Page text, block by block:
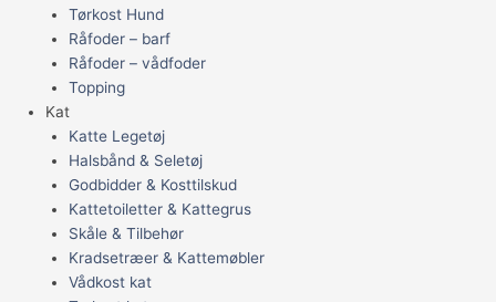
Tørkost Hund
Råfoder – barf
Råfoder – vådfoder
Topping
Kat
Katte Legetøj
Halsbånd & Seletøj
Godbidder & Kosttilskud
Kattetoiletter & Kattegrus
Skåle & Tilbehør
Kradsetræer & Kattemøbler
Vådkost kat